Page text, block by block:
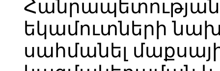
եկամուտների
սահմանել